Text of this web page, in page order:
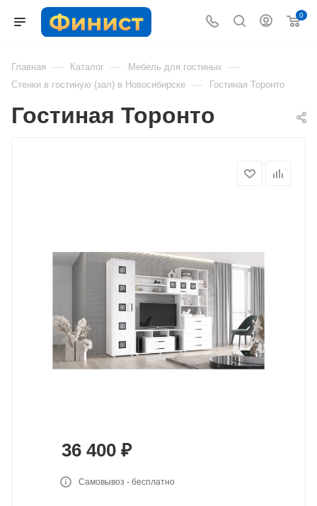
0
Главная — Каталог — Мебель для гостиных —
Стенки в гостиную (зал) в Новосибирске — Гостиная Торонто
Гостиная Торонто
36 400 ₽
Самовывоз - бесплатно